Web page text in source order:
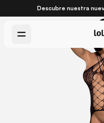
Descubre nuestra